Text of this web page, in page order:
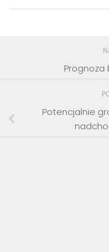
Prognoza
Potencjalnie